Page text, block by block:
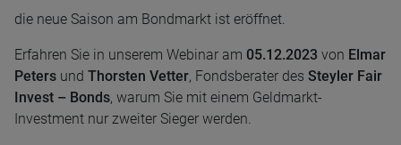
die neue Saison am Bondmarkt ist eröffnet.
Erfahren Sie in unserem Webinar am 05.12.2023 von Elmar
Peters und Thorsten Vetter, Fondsberater des Steyler Fair
Invest – Bonds, warum Sie mit einem Geldmarkt-
Investment nur zweiter Sieger werden.